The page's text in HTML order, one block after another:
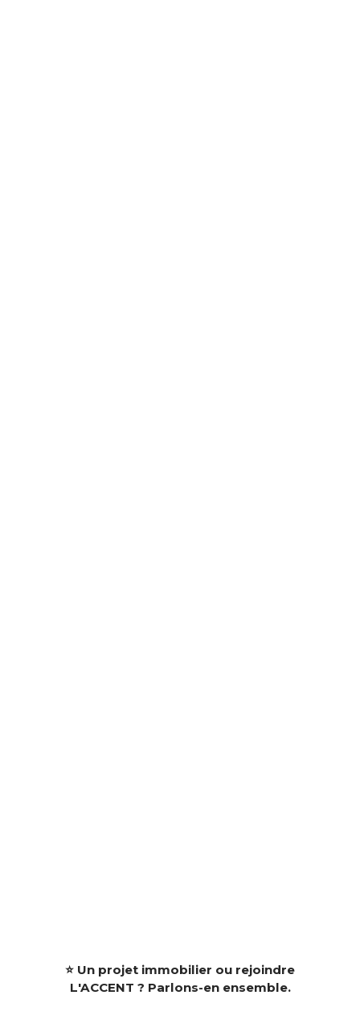
⭐ Un projet immobilier ou rejoindre
L'ACCENT ? Parlons-en ensemble.